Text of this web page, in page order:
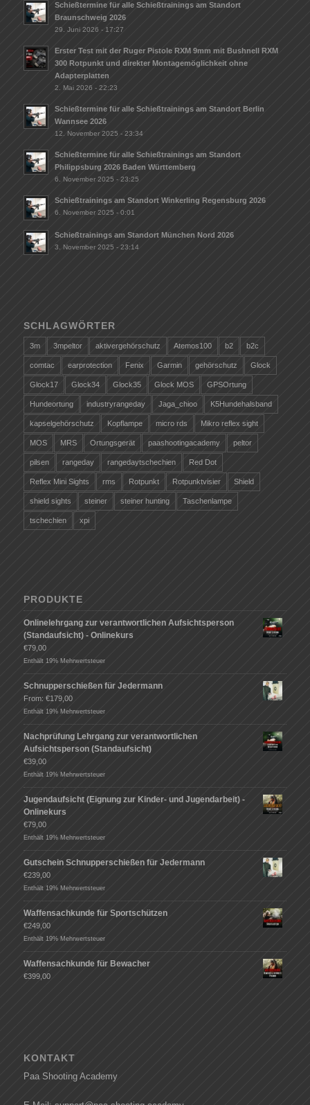
Schießtermine für alle Schießtrainings am Standort
Braunschweig 2026
29. Juni 2026 - 17:27
Erster Test mit der Ruger Pistole RXM 9mm mit Bushnell RXM
300 Rotpunkt und direkter Montagemöglichkeit ohne
Adapterplatten
2. Mai 2026 - 22:23
Schießtermine für alle Schießtrainings am Standort Berlin
Wannsee 2026
12. November 2025 - 23:34
Schießtermine für alle Schießtrainings am Standort
Philippsburg 2026 Baden Württemberg
6. November 2025 - 23:25
Schießtrainings am Standort Winkerling Regensburg 2026
6. November 2025 - 0:01
Schießtrainings am Standort München Nord 2026
3. November 2025 - 23:14
SCHLAGWÖRTER
3m 3mpeltor aktivergehörschutz Atemos100 b2 b2c
comtac earprotection Fenix Garmin gehörschutz Glock
Glock17 Glock34 Glock35 Glock MOS GPSOrtung
Hundeortung industryrangeday Jaga_chioo K5Hundehalsband
kapselgehörschutz Kopflampe micro rds Mikro reflex sight
MOS MRS Ortungsgerät paashootingacademy peltor
pilsen rangeday rangedaytschechien Red Dot
Reflex Mini Sights rms Rotpunkt Rotpunktvisier Shield
shield sights steiner steiner hunting Taschenlampe
tschechien xpi
PRODUKTE
Onlinelehrgang zur verantwortlichen Aufsichtsperson
(Standaufsicht) - Onlinekurs
€79,00
Enthält 19% Mehrwertsteuer
Schnupperschießen für Jedermann
From: €179,00
Enthält 19% Mehrwertsteuer
Nachprüfung Lehrgang zur verantwortlichen
Aufsichtsperson (Standaufsicht)
€39,00
Enthält 19% Mehrwertsteuer
Jugendaufsicht (Eignung zur Kinder- und Jugendarbeit) -
Onlinekurs
€79,00
Enthält 19% Mehrwertsteuer
Gutschein Schnupperschießen für Jedermann
€239,00
Enthält 19% Mehrwertsteuer
Waffensachkunde für Sportschützen
€249,00
Enthält 19% Mehrwertsteuer
Waffensachkunde für Bewacher
€399,00
KONTAKT
Paa Shooting Academy